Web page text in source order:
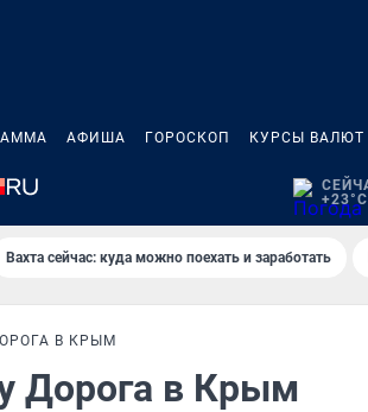
АФИША ГОРОСКОП КУРСЫ ВАЛЮТ
+23°C
Вахта сейчас: куда можно поехать и заработать
В КРЫМ
Дорога в Крым